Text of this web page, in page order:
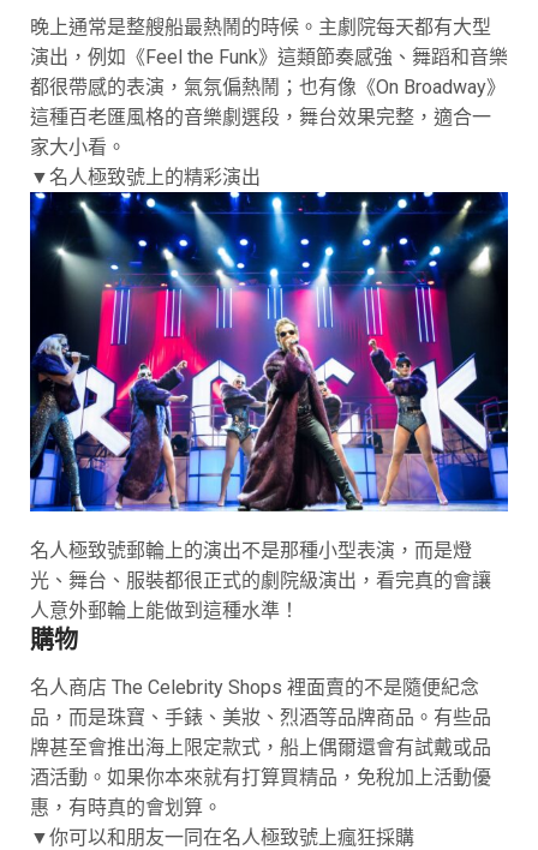
晚上通常是整艘船最熱鬧的時候。主劇院每天都有大型
演出，例如《Feel the Funk》這類節奏感強、舞蹈和音樂
都很帶感的表演，氣氛偏熱鬧；也有像《On Broadway》
這種百老匯風格的音樂劇選段，舞台效果完整，適合一
家大小看。
▼名人極致號上的精彩演出
名人極致號郵輪上的演出不是那種小型表演，而是燈
光、舞台、服裝都很正式的劇院級演出，看完真的會讓
人意外郵輪上能做到這種水準！
購物
名人商店 The Celebrity Shops 裡面賣的不是隨便紀念
品，而是珠寶、手錶、美妝、烈酒等品牌商品。有些品
牌甚至會推出海上限定款式，船上偶爾還會有試戴或品
酒活動。如果你本來就有打算買精品，免稅加上活動優
惠，有時真的會划算。
▼你可以和朋友一同在名人極致號上瘋狂採購